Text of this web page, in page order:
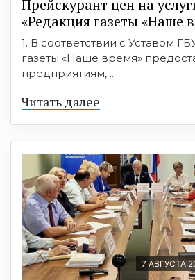
Прейскурант цен на
«Редакция газеты «Наше
1. В соответствии с Уставом
газеты «Наше время»
предприятиям, ...
Читать далее
7 АВГУСТА